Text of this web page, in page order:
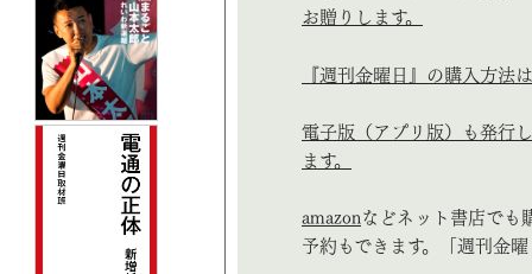
お贈りします。
『週刊金曜日』の購入方法
電子版（アプリ版）も発行
ます。
amazon などネット書店でも
予約もできます。「週刊金